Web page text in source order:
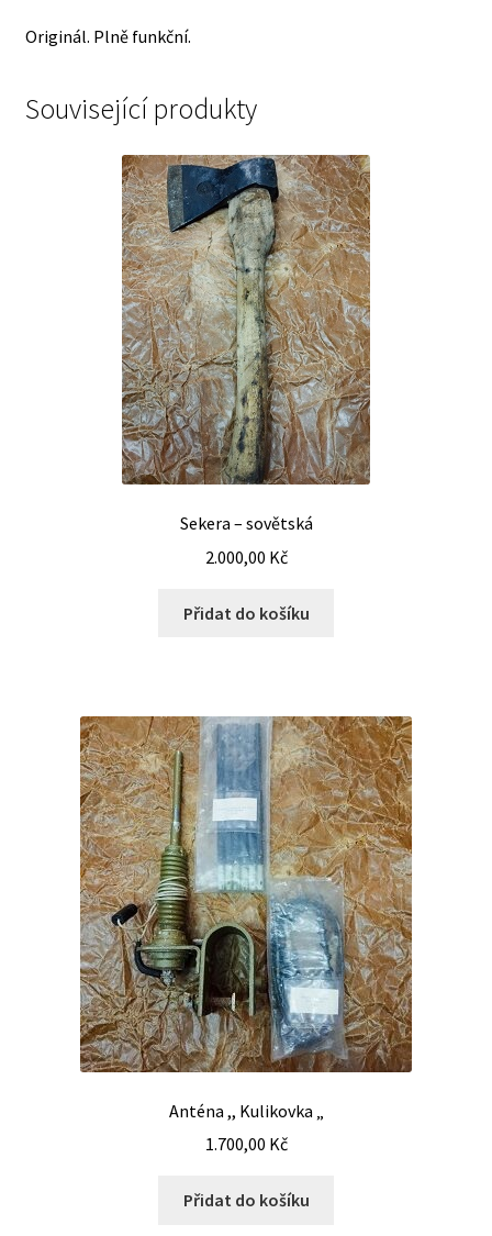
ORIGINÁL
-
DOČASNĚ
Originál. Plně funkční.
Související produkty
Sekera – sovětská
2.000,00 Kč
Přidat do košíku
Anténa ,, Kulikovka „
1.700,00 Kč
Přidat do košíku